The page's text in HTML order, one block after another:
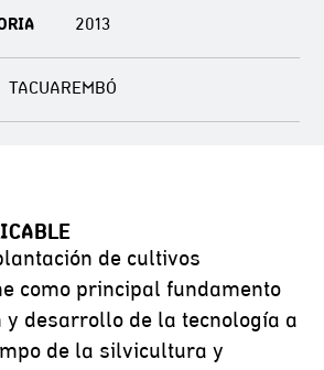
2013
TACUAREMBÓ
de cultivos
como principal fundamento
y desarrollo de la tecnología a
de la silvicultura y